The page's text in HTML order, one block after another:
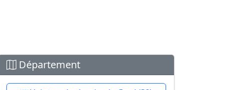
Département